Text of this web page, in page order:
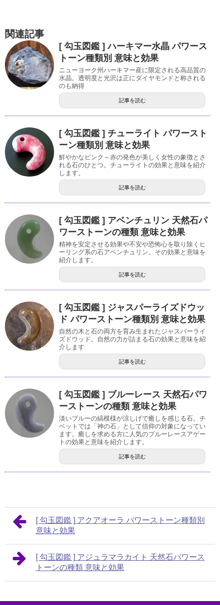
関連記事
[ 勾玉図鑑 ] ハーキマー水晶 パワース
トーン種類別 意味と効果
ニューヨーク州ハーキマー産に限定される高品質の
水晶。透明度と光沢は正にダイヤモンドと称される
のも納得
記事を読む
[ 勾玉図鑑 ] チューライト パワースト
ーン種類別 意味と効果
鮮やかなピンク～赤の発色が美しく女性の象徴とさ
れる石のひとつ。チューライトの効果と意味を紹介
します。
記事を読む
[ 勾玉図鑑 ] アベンチュリン 天然石パ
ワーストーンの種類 意味と効果
精神を安定させる効果や不安や恐怖心を取り除くヒ
ーリング系の石アベンチュリン。その効果と意味を
紹介します。
記事を読む
[ 勾玉図鑑 ] ジャスパーライズドウッ
ド パワーストーン種類別 意味と効果
自然の木と石の両方を育み生まれたジャスパーライ
ズドウッド。自然の力が詰まる石の効果と意味を紹
介します
記事を読む
[ 勾玉図鑑 ] ブルーレース 天然石パワ
ーストーンの種類 意味と効果
淡いブルーの縞模様が涼しげで癒しを感じる石。チ
ベットでは「神の石」として信仰の対象になってい
ます。癒しを求める方に人気のブルーレースアゲー
トの効果と意味を紹介します。
記事を読む
[ 勾玉図鑑 ] アクアオーラ パワーストーン種類別
意味と効果
[ 勾玉図鑑 ] アジュラマラカイト 天然石パワース
トーンの種類 意味と効果